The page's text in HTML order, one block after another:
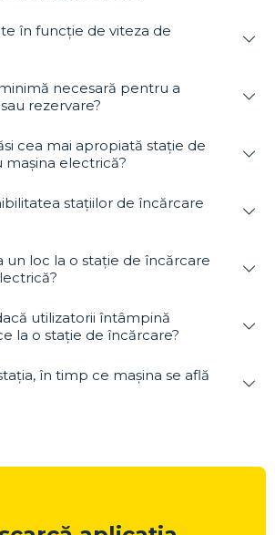
în funcție de viteza de
necesară pentru a
rezervare?
cea mai apropiată stație de
electrică?
stațiilor de încărcare
un loc la o stație de încărcare
utilizatorii întâmpină
la o stație de încărcare?
în timp ce mașina se află